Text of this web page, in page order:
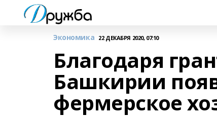
Экономика 22 ДЕКАБРЯ 2020, 07:10
Благодаря
Башкирии
фермерское